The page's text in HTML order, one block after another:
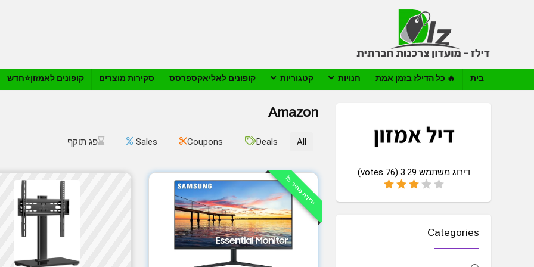
בית 🔥 כל הדילז בזמן אמת חנויות קטגוריות קופונים לאליאקספרסס סקירות מוצרים קופונים לאמזון⭐️חדש
Amazon
דירוג משתמש 3.29
(
76
Categories
All
Deals
Coupons
Sales פג תוקף
ירידת מחיר 📉